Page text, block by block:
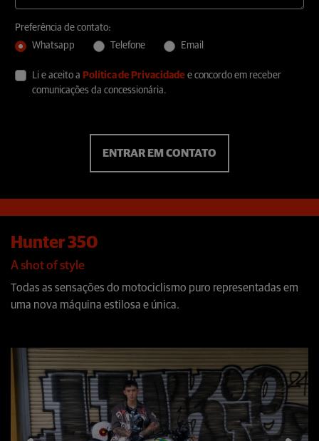
Preferência de contato:
Whatsapp
Telefone Email
Li e aceito a Política de Privacidade e concordo em receber
comunicações da concessionária.
ENTRAR EM CONTATO
Hunter 350
A shot of style
Todas as sensações do motociclismo puro representadas em
uma nova máquina estilosa e única.